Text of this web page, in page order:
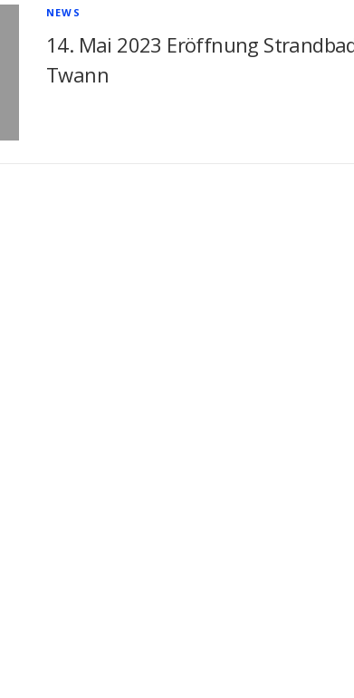
NEWS
14. Mai 2023 Eröffnung
Twann